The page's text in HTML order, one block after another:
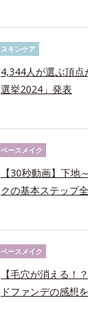
スキンケア
4,344人が選ぶ頂
選挙2024」発表
ベースメイク
【30秒動画】下地
クの基本ステップ
ベースメイク
【毛穴が消える！
ドファンデの感想